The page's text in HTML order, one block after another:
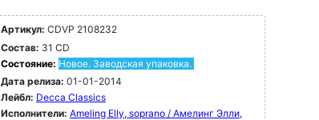
Артикул: CDVP 2108232
Состав: 31 CD
Состояние: Новое. Заводская упаковка.
Дата релиза: 01-01-2014
Лейбл: Decca Classics
Исполнители: Ameling Elly, soprano / Амелинг Элли,